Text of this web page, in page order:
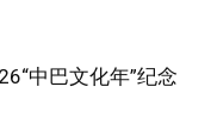
中巴文化年”纪念